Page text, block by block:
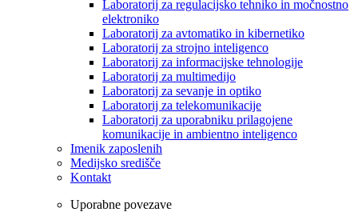
Laboratorij za regulacijsko tehniko in močnostno
elektroniko
Laboratorij za avtomatiko in kibernetiko
Laboratorij za strojno inteligenco
Laboratorij za informacijske tehnologije
Laboratorij za multimedijo
Laboratorij za sevanje in optiko
Laboratorij za telekomunikacije
Laboratorij za uporabniku prilagojene
komunikacije in ambientno inteligenco
Imenik zaposlenih
Medijsko središče
Kontakt
Uporabne povezave